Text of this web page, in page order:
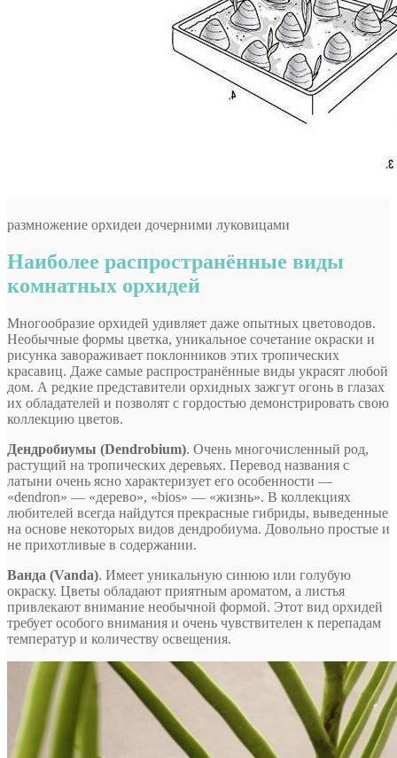
размножение орхидеи дочерними луковицами
Наиболее распространённые виды
комнатных орхидей
Многообразие орхидей удивляет даже опытных цветоводов.
Необычные формы цветка, уникальное сочетание окраски и
рисунка завораживает поклонников этих тропических
красавиц. Даже самые распространённые виды украсят любой
дом. А редкие представители орхидных зажгут огонь в глазах
их обладателей и позволят с гордостью демонстрировать свою
коллекцию цветов.
Дендробиумы (Dendrobium). Очень многочисленный род,
растущий на тропических деревьях. Перевод названия с
латыни очень ясно характеризует его особенности —
«dendron» — «дерево», «bios» — «жизнь». В коллекциях
любителей всегда найдутся прекрасные гибриды, выведенные
на основе некоторых видов дендробиума. Довольно простые и
не прихотливые в содержании.
Ванда (Vanda). Имеет уникальную синюю или голубую
окраску. Цветы обладают приятным ароматом, а листья
привлекают внимание необычной формой. Этот вид орхидей
требует особого внимания и очень чувствителен к перепадам
температур и количеству освещения.